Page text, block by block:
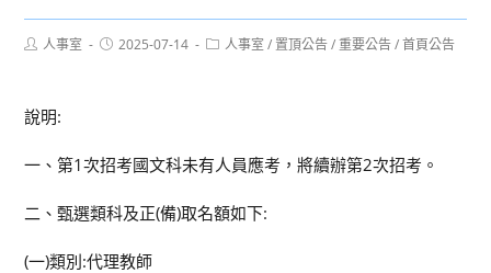
Post人事室
Post2025-07-14
Post人事室 / 置頂公告 / 重要公告 / 首頁公告
說明:
一、第1次招考國文科未有人員應考，將續辦第2次招考。
二、甄選類科及正(備)取名額如下:
(一)類別:代理教師